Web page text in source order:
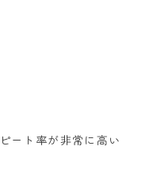
ート率が非常に高い